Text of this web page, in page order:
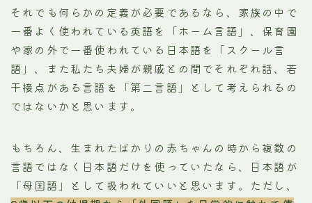
それでも何らかの定義が必要であるなら、家族の中で
一番よく使われている英語を「ホーム言語」、保育園
や家の外で一番使われている日本語を「スクール言
語」、また私たち夫婦が親戚との間でそれぞれ話、若
干接点がある言語を「第二言語」として考えられるの
ではないかと思います。
もちろん、生まれたばかりの赤ちゃんの時から複数の
言語ではなく日本語だけを使っていたなら、日本語が
「母国語」として扱われていいと思います。ただし、